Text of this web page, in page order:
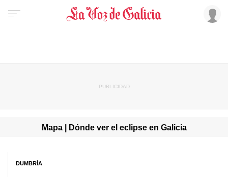
Mapa | Dónde ver el eclipse en Galicia
DUMBRÍA